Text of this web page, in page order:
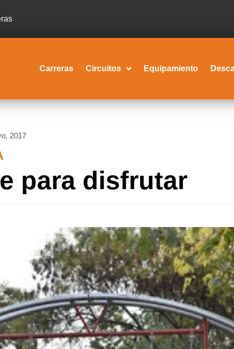
Carreras Circuitos Equipamiento
2017
para disfrutar